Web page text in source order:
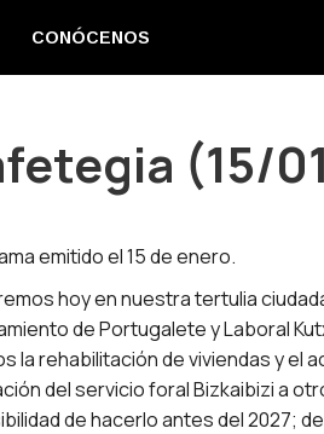
CONÓCENOS
(15/
emitido el 15 de enero.
hoy en nuestra tertulia
de Portugalete y Laboral
la rehabilitación de viviendas y el
del servicio foral Bizkaibizi a
de hacerlo antes del 2027;
CONÓCENOS